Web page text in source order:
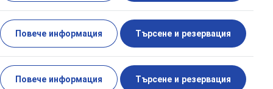
Повече информация Търсене и резервация
Повече информация Търсене и резервация